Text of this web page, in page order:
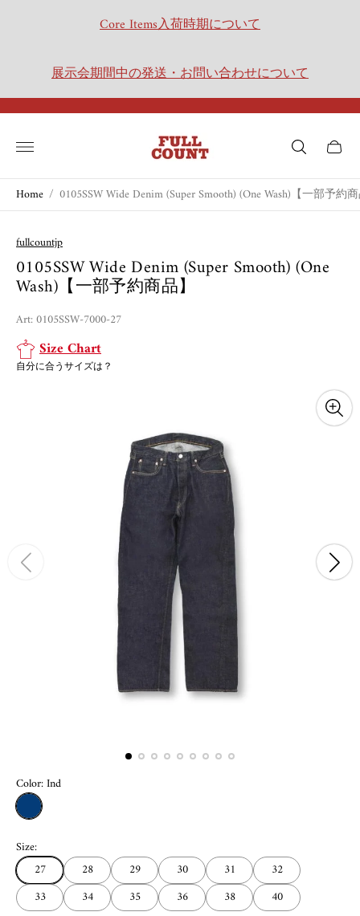
Core Items入荷時期について
展示会期間中の発送・お問い合わせについて
Store
logo" Cart
Home / 0105SSW Wide Denim (Super Smooth) (One Wash)【一部予約
fullcountjp
0105SSW Wide Denim (Super Smooth) (One
Wash)【一部予約商品】
Art: 0105SSW-7000-27
Size Chart
自分に合うサイズは？
Color:Ind
Size:
27
28 29 30 31
32
33
34 35 36 38 40